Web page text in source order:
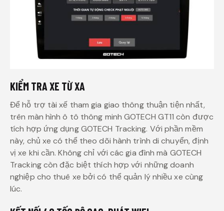
KIỂM TRA XE TỪ XA
Để hỗ trợ tài xế tham gia giao thông thuận tiện nhất,
trên màn hình ô tô thông minh GOTECH GT11 còn được
tích hợp ứng dụng GOTECH Tracking. Với phần mềm
này, chủ xe có thể theo dõi hành trình di chuyển, định
vị xe khi cần. Không chỉ với các gia đình mà GOTECH
Tracking còn đặc biệt thích hợp với những doanh
nghiệp cho thuê xe bởi có thể quản lý nhiều xe cùng
lúc.